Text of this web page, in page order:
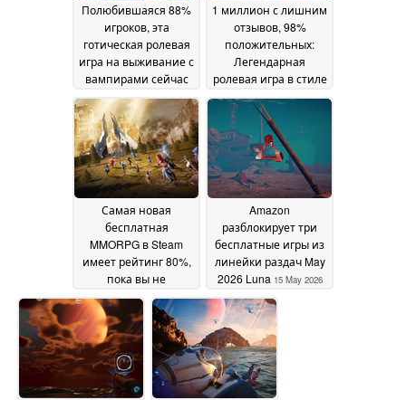
Полюбившаяся 88%
игроков, эта
готическая ролевая
игра на выживание с
вампирами сейчас
находится на
рекордно низком
уровне в Steam18 May
2026
1 миллион с лишним
отзывов, 98%
положительных:
Легендарная
ролевая игра в стиле
life-sim в Steam снова
упала до
исторического
минимума18 May 2026
Самая новая
бесплатная
MMORPG в Steam
имеет рейтинг 80%,
пока вы не
присмотритесь
повнимательнее18
May 2026
Amazon
разблокирует три
бесплатные игры из
линейки раздач May
2026 Luna 15 May 2026